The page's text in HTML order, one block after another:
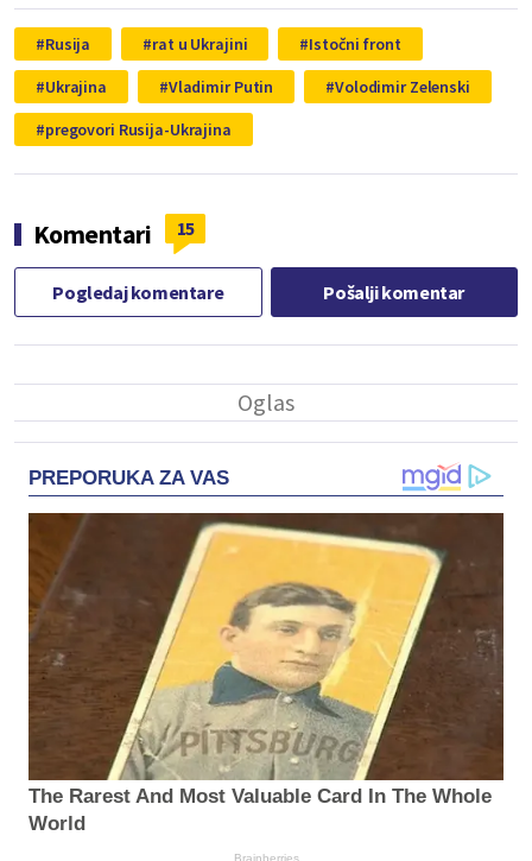
Rusija rat u Ukrajini
Istočni front
Ukrajina
Vladimir Putin
Volodimir Zelenski
pregovori Rusija-Ukrajina
Komentari 15
Pogledaj komentare Pošalji komentar
PREPORUKA ZA VAS
The Rarest And Most Valuable Card In The Whole
World